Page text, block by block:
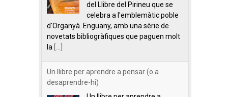
del Llibre del Pirineu que se
celebra a l'emblemàtic poble
d'Organyà. Enguany, amb una sèrie de
novetats bibliogràfiques que paguen molt
la
Un llibre per aprendre a pensar (o a
desaprendre-hi)